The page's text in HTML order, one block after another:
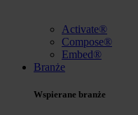
Activate®
Compose®
Embed®
Branże
Wspierane branże